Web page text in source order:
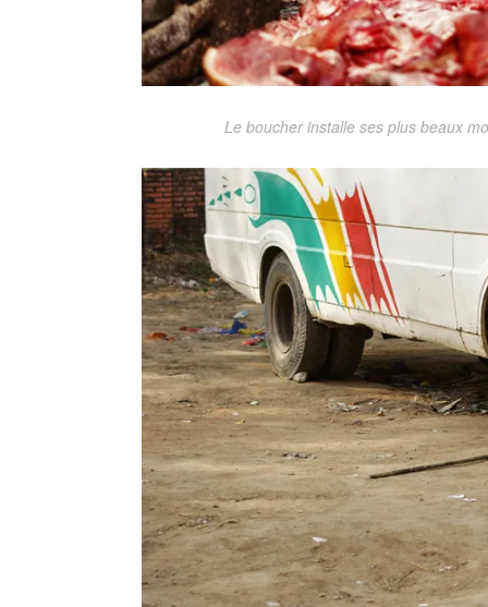
Le boucher installe ses plus beaux